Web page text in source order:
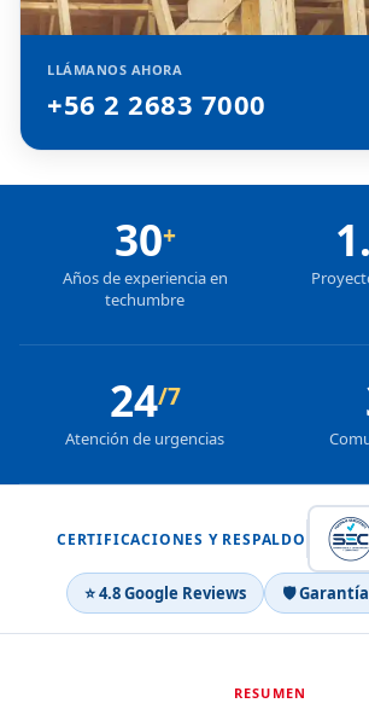
LLÁMANOS AHORA
+56 2 2683 7000
30+
Años de experiencia en
techumbre
24/7
Atención de urgencias
CERTIFICACIONES Y RESPALDO
⭐ 4.8 Google Reviews 🛡
RESUMEN